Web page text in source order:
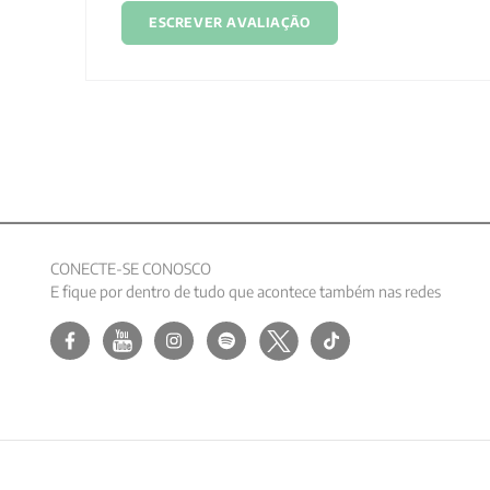
ESCREVER AVALIAÇÃO
CONECTE-SE CONOSCO
E fique por dentro de tudo que acontece também nas redes